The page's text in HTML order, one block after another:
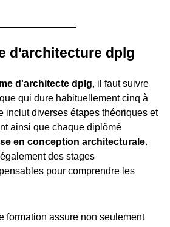
d'architecture dplg
d'architecte dplg, il faut suivre
qui dure habituellement cinq à
inclut diverses étapes théoriques et
ainsi que chaque diplômé
en conception architecturale.
des stages
pour comprendre les
formation assure non seulement